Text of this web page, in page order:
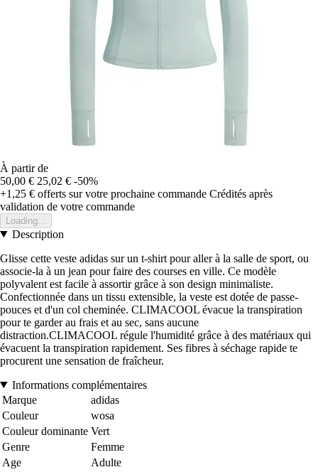
À partir de
50,00 € 25,02 € -50%
+1,25 € offerts sur votre prochaine commande Crédités après
validation de votre commande
Loading...
Description
Glisse cette veste adidas sur un t-shirt pour aller à la salle de sport, ou
associe-la à un jean pour faire des courses en ville. Ce modèle
polyvalent est facile à assortir grâce à son design minimaliste.
Confectionnée dans un tissu extensible, la veste est dotée de passe-
pouces et d'un col cheminée. CLIMACOOL évacue la transpiration
pour te garder au frais et au sec, sans aucune
distraction.CLIMACOOL régule l'humidité grâce à des matériaux qui
évacuent la transpiration rapidement. Ses fibres à séchage rapide te
procurent une sensation de fraîcheur.
Informations complémentaires
Marque
adidas
Couleur
wosa
Couleur dominante Vert
Genre
Femme
Age
Adulte